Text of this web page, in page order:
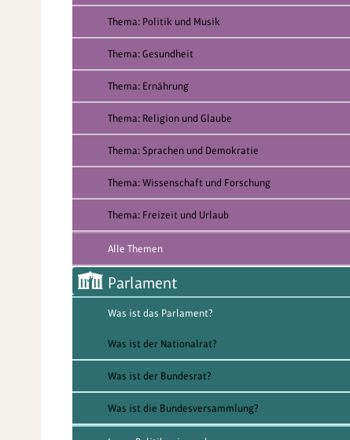
Thema: Politik und Musik
Thema: Gesundheit
Thema: Ernährung
Thema: Religion und Glaube
Thema: Sprachen und Demokratie
Thema: Wissenschaft und Forschung
Thema: Freizeit und Urlaub
Alle Themen
Parlament
Was ist das Parlament?
Was ist der Nationalrat?
Was ist der Bundesrat?
Was ist die Bundesversammlung?